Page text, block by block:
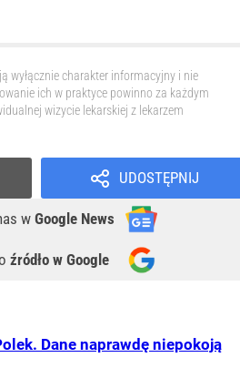
wyłącznie charakter informacyjny i nie
ich w praktyce powinno za każdym
wizycie lekarskiej z lekarzem
UDOSTĘPNIJ
w Google News
źródło w Google
Dane naprawdę niepokoją